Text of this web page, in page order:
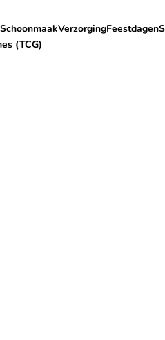
SchoonmaakVerzorgingFeestdagen
(TCG)